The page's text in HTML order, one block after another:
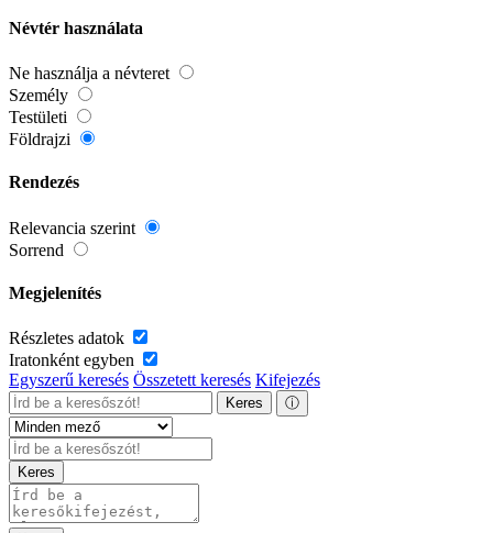
Névtér használata
Ne használja a névteret
Személy
Testületi
Földrajzi
Rendezés
Relevancia szerint
Sorrend
Megjelenítés
Részletes adatok
Iratonként egyben
Egyszerű keresés Összetett keresés Kifejezés
Keres ⓘ
Keres